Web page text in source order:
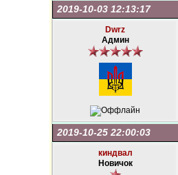
2019-10-03 12:13:17
Dwrz
Админ
2019-10-25 22:00:03
киндвал
Новичок